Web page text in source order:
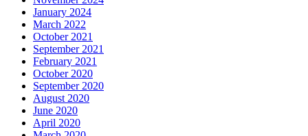
January 2024
March 2022
October 2021
September 2021
February 2021
October 2020
September 2020
August 2020
June 2020
April 2020